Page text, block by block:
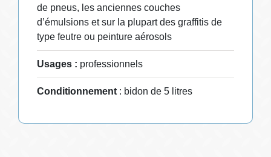
de pneus, les anciennes couches
d’émulsions et sur la plupart des graffitis de
type feutre ou peinture aérosols
Usages : professionnels
Conditionnement : bidon de 5 litres